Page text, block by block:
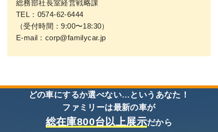
総務部社長室経営戦略課
TEL： 0574-62-6444
（受付時間：9:00〜18:30）
E-mail： corp@familycar.jp
どの車にするか選べない…というあなた！
ファミリーは最新の車が
総在庫800台以上展示だから